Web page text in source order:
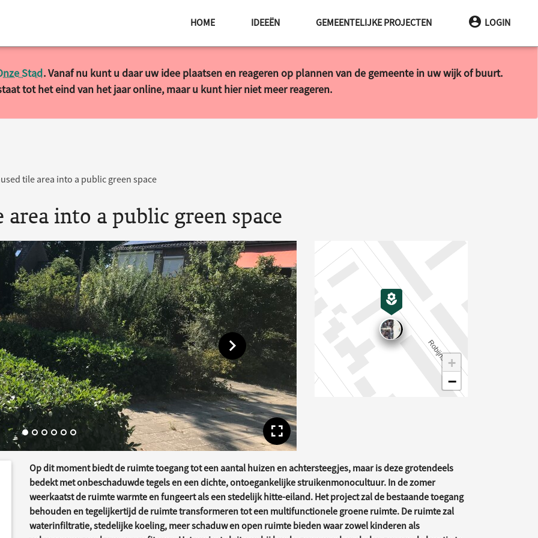
HOME IDEEËN GEMEENTELIJKE PROJECTEN LOGIN
Stad. Vanaf nu kunt u daar uw idee plaatsen en reageren op plannen van de gemeente in uw wijk of buurt.
tot het eind van het jaar online, maar u kunt hier niet meer reageren.
tile area into a public green space
into a public green space
Toon volgende afbeelding
Toon volledige afbeelding
+
−
Op dit moment biedt de ruimte toegang tot een aantal huizen en achtersteegjes, maar is deze grotendeels
bedekt met onbeschaduwde tegels en een dichte, ontoegankelijke struikenmonocultuur. In de zomer
weerkaatst de ruimte warmte en fungeert als een stedelijk hitte-eiland. Het project zal de bestaande toegang
behouden en tegelijkertijd de ruimte transformeren tot een multifunctionele groene ruimte. De ruimte zal
waterinfiltratie, stedelijke koeling, meer schaduw en open ruimte bieden waar zowel kinderen als